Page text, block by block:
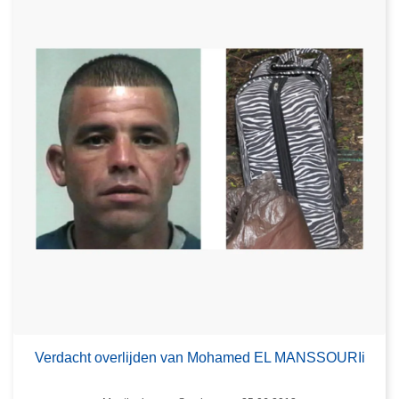
Verdacht overlijden van Mohamed EL MANSSOURIi